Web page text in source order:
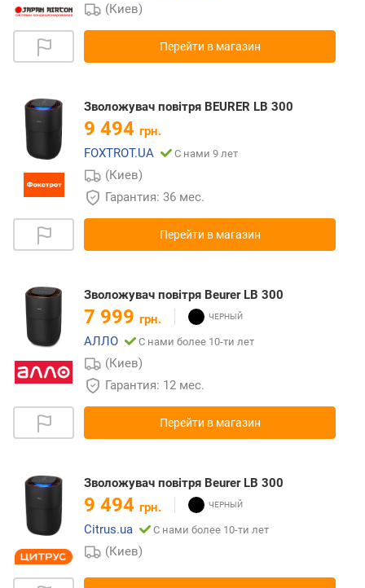
(Киев)
Перейти в магазин
Зволожувач повітря BEURER LB 300
9 494 грн.
FOXTROT.UA
С нами 9 лет
(Киев)
Гарантия: 36 мес.
Перейти в магазин
Зволожувач повітря Beurer LB 300
7 999 грн.
АЛЛО
С нами более 10-ти лет
(Киев)
Гарантия: 12 мес.
Перейти в магазин
Зволожувач повітря Beurer LB 300
9 494 грн.
Citrus.ua
С нами более 10-ти лет
(Киев)